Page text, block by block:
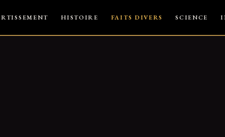
HISTOIRE FAITS DIVERS SCIENCE